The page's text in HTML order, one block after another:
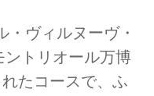
・ヴィルヌーヴ・
トリオール万博
たコースで、ふ